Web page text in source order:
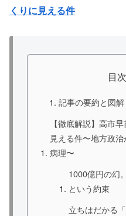
くりに見える件
目次
記事の要約と図解
【徹底解説】高市
見える件〜地方政
病理〜
1000億円の幻
という約束
立ちはだかる